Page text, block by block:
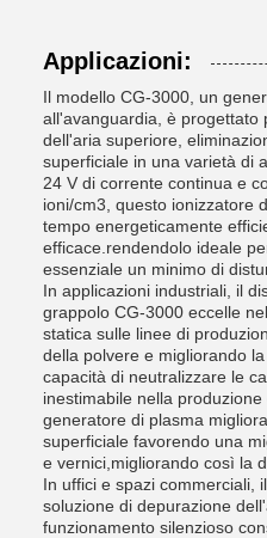
Applicazioni:
Il modello CG-3000, un
all'avanguardia, è progettato
dell'aria superiore,
superficiale in una varietà di
24 V di corrente continua e
ioni/cm3, questo ionizzatore
tempo energeticamente
efficace.rendendolo ideale
essenziale un minimo di
In applicazioni industriali, il
grappolo CG-3000 eccelle
statica sulle linee di
della polvere e migliorando
capacità di neutralizzare le
inestimabile nella
generatore di plasma
superficiale favorendo una
e vernici,migliorando così la
In uffici e spazi commerciali,
soluzione di depurazione
funzionamento silenzioso